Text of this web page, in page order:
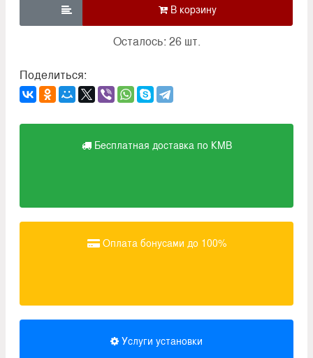

Осталось: 26 шт.
Поделиться:
Бесплатная доставка по КМВ
Оплата бонусами до 100%
Услуги установки